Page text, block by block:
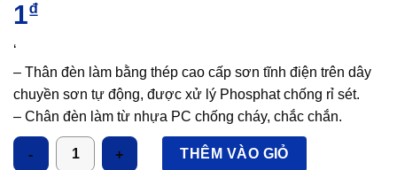
1₫
‘
– Thân đèn làm bằng thép cao cấp sơn tĩnh điện trên dây
chuyền sơn tự động, được xử lý Phosphat chống rỉ sét.
– Chân đèn làm từ nhựa PC chống cháy, chắc chắn.
– Sử dụng kết hợp bóng LED T8.
/S: chụp nhựa xi cao cấp
Số lượng
THÊM VÀO GIỎ